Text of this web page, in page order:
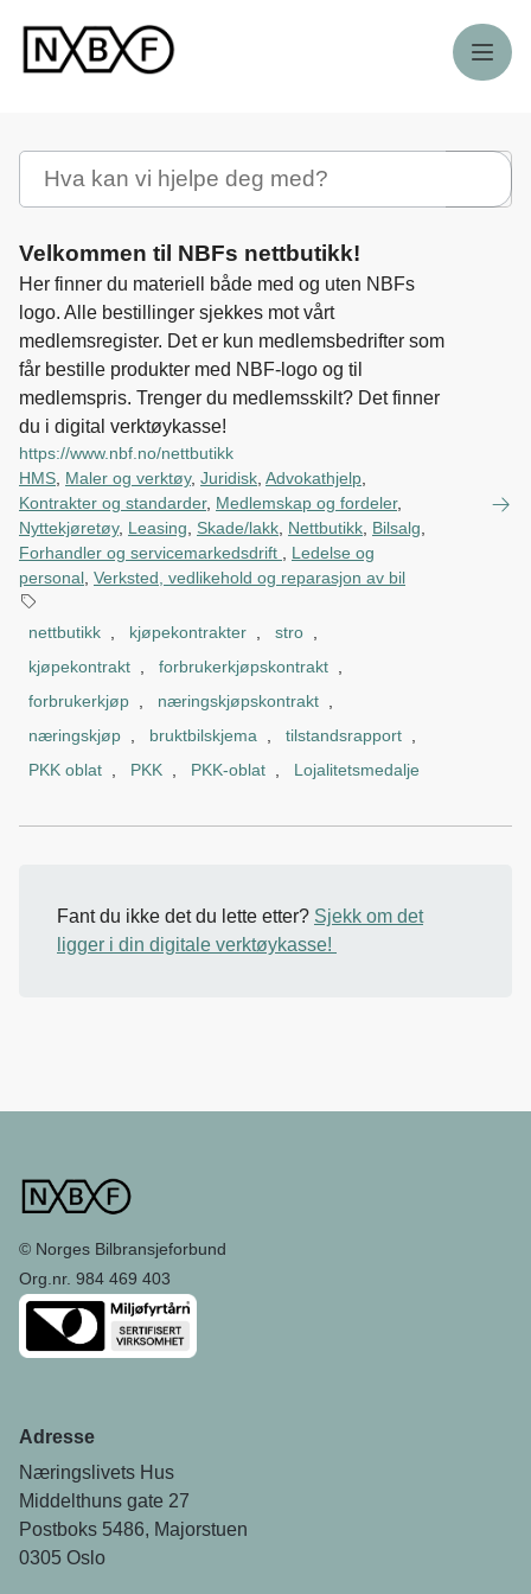
Meny
Søk
Velkommen til NBFs nettbutikk!
Her finner du materiell både med og uten NBFs
logo. Alle bestillinger sjekkes mot vårt
medlemsregister. Det er kun medlemsbedrifter som
får bestille produkter med NBF-logo og til
medlemspris. Trenger du medlemsskilt? Det finner
du i digital verktøykasse!
https://www.nbf.no/nettbutikk
HMS Maler og verktøy, Juridisk Advokathjelp
Kontrakter og standarder, Medlemskap og fordeler,
Nyttekjøretøy, Leasing Skade/lakk Nettbutikk Bilsalg
Forhandler og servicemarkedsdrift
Ledelse og
personal Verksted, vedlikehold og reparasjon av bil
nettbutikk kjøpekontrakter stro
kjøpekontrakt
forbrukerkjøpskontrakt
forbrukerkjøp
næringskjøpskontrakt
næringskjøp
bruktbilskjema tilstandsrapport
PKK oblat
PKK PKK-oblat Lojalitetsmedalje
Fant du ikke det du lette etter? Sjekk om det
ligger i din digitale verktøykasse!
© Norges Bilbransjeforbund
Org.nr. 984 469 403
Adresse
Næringslivets Hus
Middelthuns gate 27
Postboks 5486, Majorstuen
0305 Oslo